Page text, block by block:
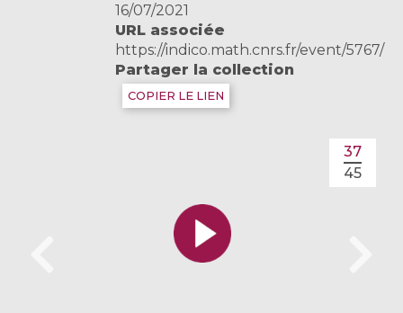
16/07/2021
URL associée
https://indico.math.cnrs.fr/event/5767/
Partager la collection
COPIER LE LIEN
37
45